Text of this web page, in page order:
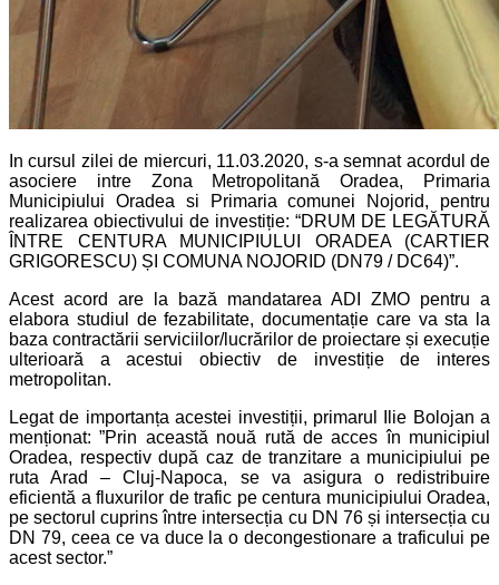
In cursul zilei de miercuri, 11.03.2020, s-a semnat acordul de
asociere intre Zona Metropolitană Oradea, Primaria
Municipiului Oradea si Primaria comunei Nojorid, pentru
realizarea obiectivului de investiție: “DRUM DE LEGĂTURĂ
ÎNTRE CENTURA MUNICIPIULUI ORADEA (CARTIER
GRIGORESCU) ȘI COMUNA NOJORID (DN79 / DC64)”.
Acest acord are la bază mandatarea ADI ZMO pentru a
elabora studiul de fezabilitate, documentație care va sta la
baza contractării serviciilor/lucrărilor de proiectare și execuție
ulterioară a acestui obiectiv de investiție de interes
metropolitan.
Legat de importanța acestei investiții, primarul Ilie Bolojan a
menționat: ”Prin această nouă rută de acces în municipiul
Oradea, respectiv după caz de tranzitare a municipiului pe
ruta Arad – Cluj-Napoca, se va asigura o redistribuire
eficientă a fluxurilor de trafic pe centura municipiului Oradea,
pe sectorul cuprins între intersecția cu DN 76 și intersecția cu
DN 79, ceea ce va duce la o decongestionare a traficului pe
acest sector.”